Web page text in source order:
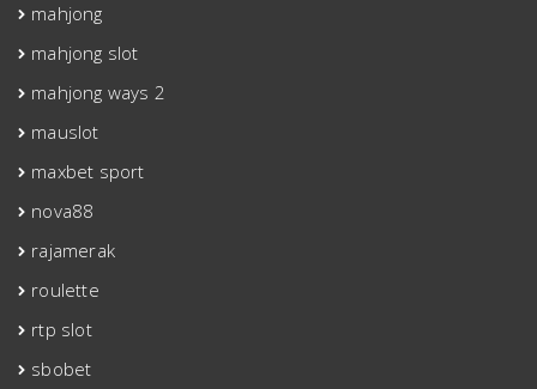
mahjong
mahjong slot
mahjong ways 2
mauslot
maxbet sport
nova88
rajamerak
roulette
rtp slot
sbobet